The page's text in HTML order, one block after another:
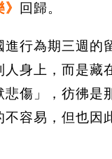
回歸。
進行為期三週的
身上，而是
傷」，彷彿
容易，但也